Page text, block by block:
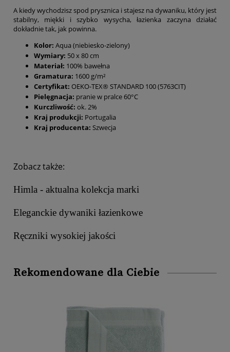
A kiedy wychodzisz spod prysznica i stajesz na dywaniku, który jest
stabilny, miękki i szybko wysycha, łazienka zaczyna działać
dokładnie tak, jak powinna.
Kolor: Aqua (niebiesko-zielony)
Wymiary: 50 x 80 cm
Materiał: 100% bawełna
Gramatura: 1600 g/m²
Certyfikat: OEKO-TEX® STANDARD 100 (5763CIT)
Pielęgnacja: pranie w pralce 60°C
Kurczliwość: ok. 2%
Kraj produkcji: Portugalia
Kraj producenta: Szwecja
Zobacz także:
Himla - aktualna kolekcja marki
Eleganckie dywaniki łazienkowe
Ręczniki wysokiej jakości
Rekomendowane dla Ciebie